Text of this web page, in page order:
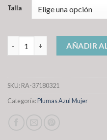
Talla
plumas azul mujer cantidad
AÑADIR
SKU:RA-37180321
Categoría:Plumas Azul Mujer